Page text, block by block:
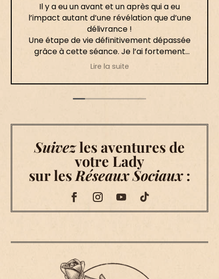
Il y a eu un avant et un après qui a eu
l’impact autant d’une révélation que d’une
délivrance !
Une étape de vie définitivement dépassée
grâce à cette séance. Je l’ai fortement
ressenti le jour même, puis les semaines
processus.
Merci infiniment 🙏🏻
Lire la suite
Suivezles aventures de
votre Lady
sur les Réseaux Sociaux: